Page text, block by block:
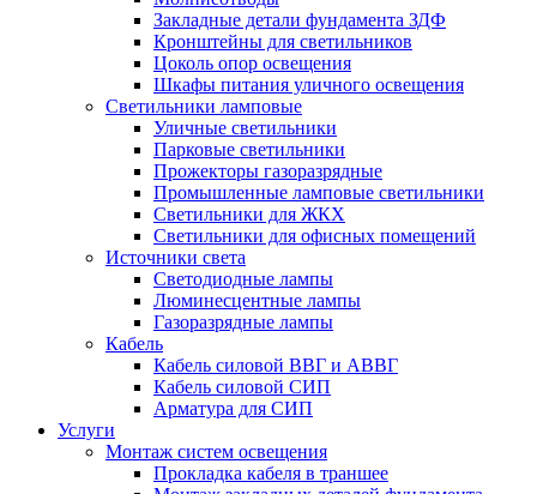
Закладные детали фундамента ЗДФ
Кронштейны для светильников
Цоколь опор освещения
Шкафы питания уличного освещения
Светильники ламповые
Уличные светильники
Парковые светильники
Прожекторы газоразрядные
Промышленные ламповые светильники
Светильники для ЖКХ
Светильники для офисных помещений
Источники света
Светодиодные лампы
Люминесцентные лампы
Газоразрядные лампы
Кабель
Кабель силовой ВВГ и АВВГ
Кабель силовой СИП
Арматура для СИП
Услуги
Монтаж систем освещения
Прокладка кабеля в траншее